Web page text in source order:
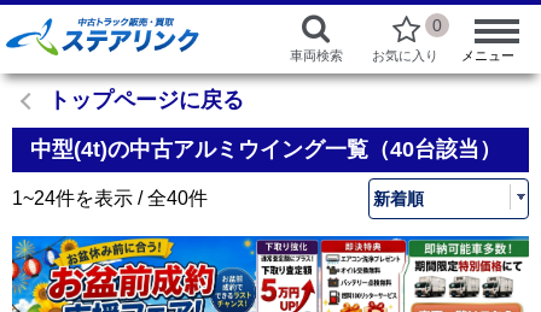
車両検索
0
お気に入り メニュー
トップページに戻る
中型(4t)の中古アルミウイング一覧（40台該当）
1~24件を表示 / 全40件